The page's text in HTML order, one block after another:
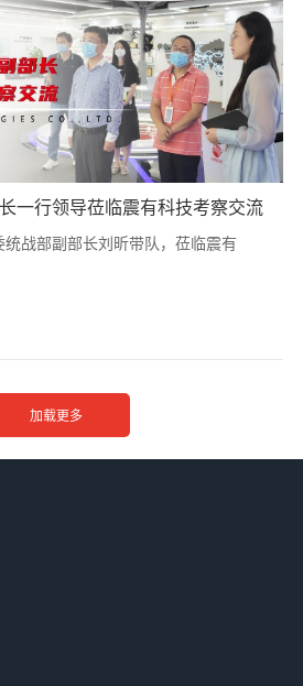
一行领导莅临震有科技考察交流
战部副部长刘昕带队，莅临震有